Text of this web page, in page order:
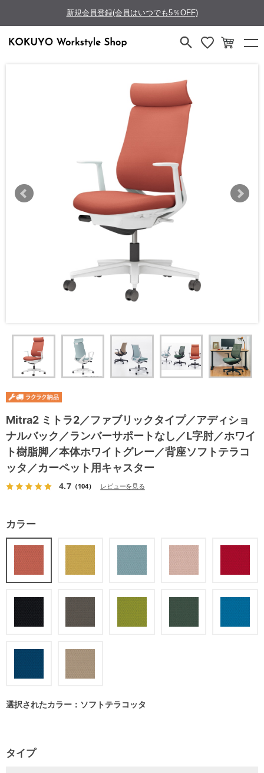
新規会員登録(会員はいつでも5％OFF)
Mitra2 ミトラ2／ファブリックタイプ／アディショ
ナルバック／ランバーサポートなし／L字肘／ホワイ
ト樹脂脚／本体ホワイトグレー／背座ソフトテラコ
ッタ／カーペット用キャスター
4.7（104） レビューを見る
カラー
選択されたカラー：ソフトテラコッタ
タイプ